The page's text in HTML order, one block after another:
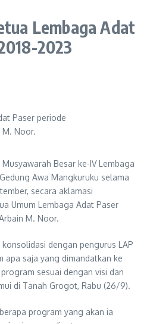
Lembaga Adat
2023
Paser periode
M. Noor.
Musyawarah Besar ke-IV Lembaga
Awa Mangkuruku selama
secara aklamasi
Umum Lembaga Adat Paser
M. Noor.
dengan pengurus LAP
apa saja yang dimandatkan ke
sesuai dengan visi dan
di Tanah Grogot, Rabu (26/9).
program yang akan ia